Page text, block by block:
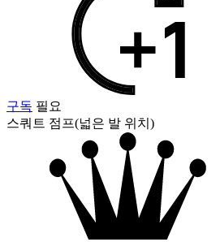
구독 필요
스쿼트 점프(넓은 발 위치)